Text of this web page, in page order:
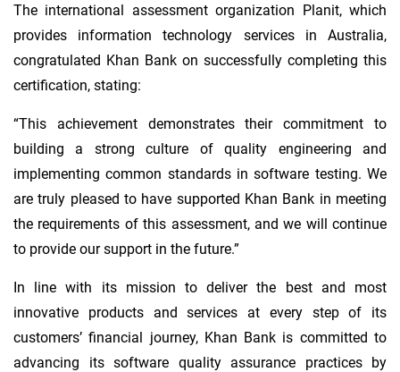
The international assessment organization Planit, which
provides information technology services in Australia,
congratulated Khan Bank on successfully completing this
certification, stating:
“This achievement demonstrates their commitment to
building a strong culture of quality engineering and
implementing common standards in software testing. We
are truly pleased to have supported Khan Bank in meeting
the requirements of this assessment, and we will continue
to provide our support in the future.”
In line with its mission to deliver the best and most
innovative products and services at every step of its
customers’ financial journey, Khan Bank is committed to
advancing its software quality assurance practices by